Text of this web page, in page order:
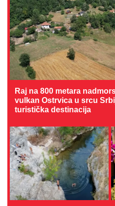
Raj na 800 metara
vulkan Ostrvica u srcu
turistička destinacija